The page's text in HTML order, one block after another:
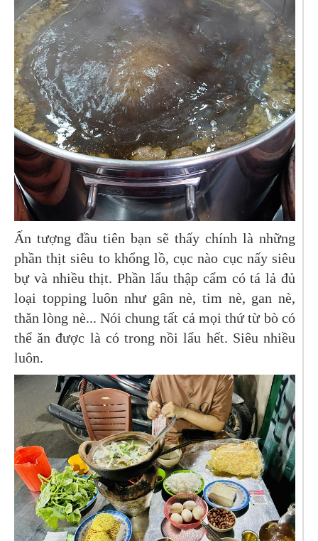
Ấn tượng đầu tiên bạn sẽ thấy chính là những
phần thịt siêu to khổng lồ, cục nào cục nấy siêu
bự và nhiều thịt. Phần lẩu thập cẩm có tá lả đủ
loại topping luôn như gân nè, tim nè, gan nè,
thăn lòng nè... Nói chung tất cả mọi thứ từ bò có
thể ăn được là có trong nồi lẩu hết. Siêu nhiều
luôn.